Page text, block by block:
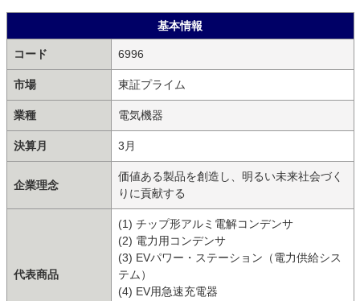
基本情報
コード 6996
市場 東証プライム
業種 電気機器
決算月 3月
企業理念
価値ある製品を創造し、明るい未来社会づく
りに貢献する
代表商品
(1) チップ形アルミ電解コンデンサ
(2) 電力用コンデンサ
(3) EVパワー・ステーション（電力供給シス
テム）
(4) EV用急速充電器